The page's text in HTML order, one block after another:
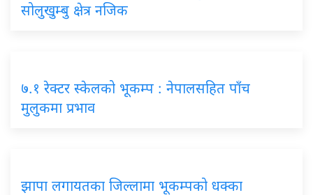
सोलुखुम्बु क्षेत्र नजिक
७.१ रेक्टर स्केलको भूकम्प : नेपालसहित पाँच
मुलुकमा प्रभाव
झापा लगायतका जिल्लामा भूकम्पको धक्का